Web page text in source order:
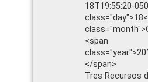
18T19:55:20-
<span
</span>
Tres Recursos